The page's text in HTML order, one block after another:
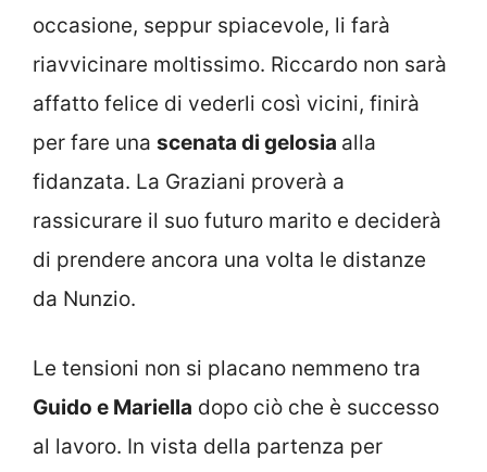
occasione, seppur spiacevole, li farà
riavvicinare moltissimo. Riccardo non sarà
affatto felice di vederli così vicini, finirà
per fare una scenata di gelosia alla
fidanzata. La Graziani proverà a
rassicurare il suo futuro marito e deciderà
di prendere ancora una volta le distanze
da Nunzio.
Le tensioni non si placano nemmeno tra
Guido e Mariella dopo ciò che è successo
al lavoro. In vista della partenza per